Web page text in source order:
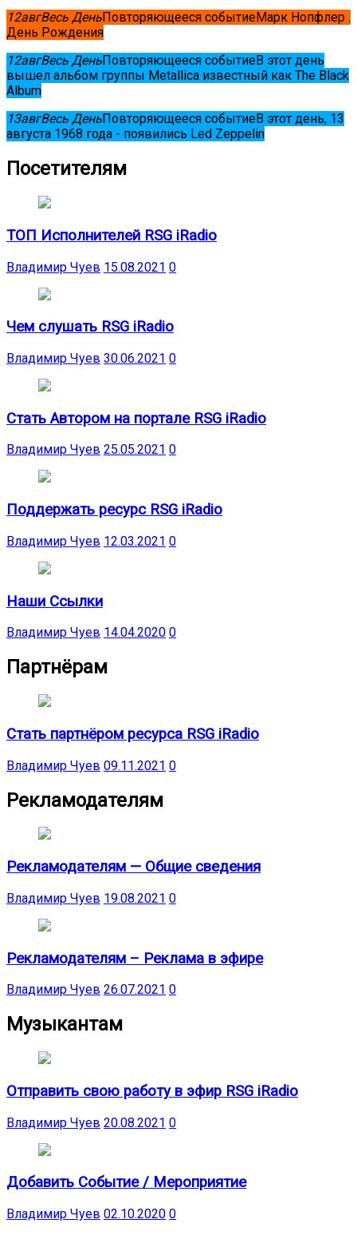
12авгВесь ДеньПовторяющееся событиеМарк Нопфлер .
День Рождения
12авгВесь ДеньПовторяющееся событиеВ этот день
вышел альбом группы Metallica известный как The Black
Album
13авгВесь ДеньПовторяющееся событиеВ этот день, 13
августа 1968 года - появились Led Zeppelin
Посетителям
ТОП Исполнителей RSG iRadio
Владимир Чуев 15.08.2021 0
Чем слушать RSG iRadio
Владимир Чуев 30.06.2021 0
Стать Автором на портале RSG iRadio
Владимир Чуев 25.05.2021 0
Поддержать ресурс RSG iRadio
Владимир Чуев 12.03.2021 0
Наши Ссылки
Владимир Чуев 14.04.2020 0
Партнёрам
Стать партнёром ресурса RSG iRadio
Владимир Чуев 09.11.2021 0
Рекламодателям
Рекламодателям — Общие сведения
Владимир Чуев 19.08.2021 0
Рекламодателям – Реклама в эфире
Владимир Чуев 26.07.2021 0
Музыкантам
Отправить свою работу в эфир RSG iRadio
Владимир Чуев 20.08.2021 0
Добавить Событие / Мероприятие
Владимир Чуев 02.10.2020 0